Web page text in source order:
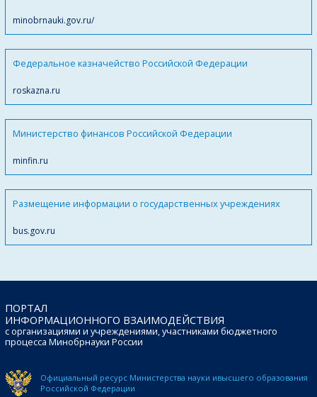
minobrnauki.gov.ru/
Федеральное казначейство Российской Федерации
roskazna.ru
Министерство финансов Российской Федерации
minfin.ru
Размещение информации о государственных учреждениях
bus.gov.ru
ПОРТАЛ
ИНФОРМАЦИОННОГО ВЗАИМОДЕЙСТВИЯ
с организациями и учреждениями, участниками бюджетного
процесса Минобрнауки России
Официальный ресурс Министерства науки ивысшего образования
Российской Федерации